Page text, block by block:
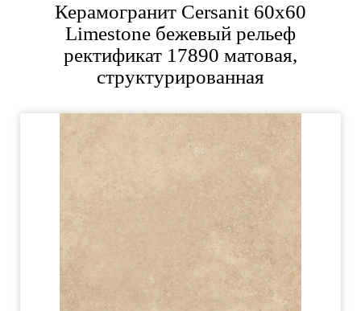
Керамогранит Cersanit 60x60
Limestone бежевый рельеф
ректификат 17890 матовая,
структурированная